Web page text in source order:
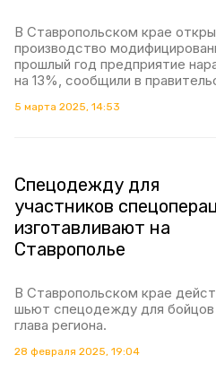
В Ставропольском крае
производство
прошлый год предприятие
на 13%, сообщили в
5 марта 2025, 14:53
Спецодежду для
участников
изготавливают на
Ставрополье
В Ставропольском крае
шьют спецодежду для
глава региона.
28 февраля 2025, 19:04